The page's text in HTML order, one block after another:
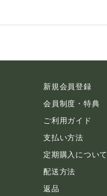
新規会員登録
会員制度・特典
ご利用ガイド
支払い方法
定期購入について
配送方法
返品